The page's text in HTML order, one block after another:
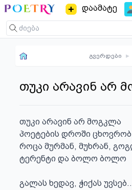
დაამატე
გვერდები ▸
თუკი არავინ არ
თუკი არავინ არ მოგკლა
პოეტების დროში ცხოვრობ
როცა მურმან, მუხრან,
ტერენტი და ბოლო ბოლო
გალას ხედავ, ჭიქას